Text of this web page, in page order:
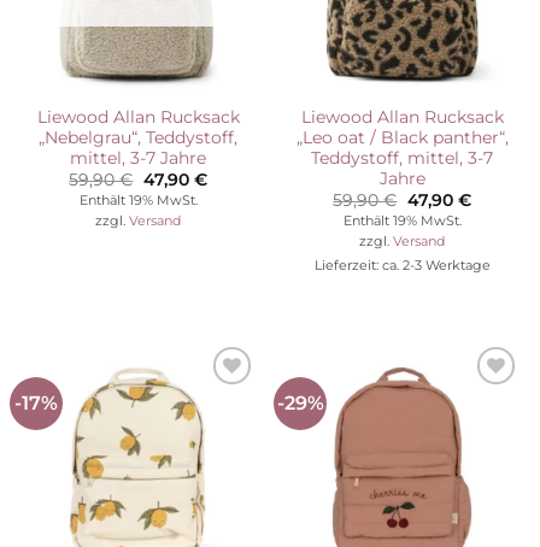
Liewood Allan Rucksack
„Nebelgrau“, Teddystoff,
mittel, 3-7 Jahre
59,90€ Ursprünglicher
Preis
war:
59,90 €
47,90 €Aktueller
Enthält 19% MwSt.
zzgl. Versand
Liewood Allan Rucksack
„Leo oat / Black panther“,
Teddystoff, mittel, 3-7
Jahre
59,90€ Ursprünglicher
Preis
war:
59,90 €
47,90 €
Enthält 19% MwSt.
zzgl. Versand
Lieferzeit: ca. 2-3 Werktage
-17%
Auf die
Wunschliste
-29%
Auf die
Wunschliste